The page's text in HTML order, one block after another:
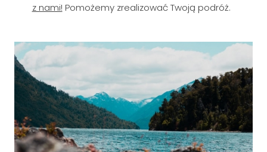
z nami! Pomożemy zrealizować Twoją podróż.